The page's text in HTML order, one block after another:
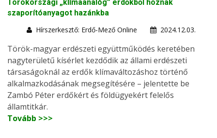
Törökországi „klímaanalóg” erdőkből hoznak
szaporítóanyagot hazánkba
Hírszerkesztő: Erdő-Mező Online
2024.12.03.
Török-magyar erdészeti együttműködés keretében
nagyterületű kísérlet kezdődik az állami erdészeti
társaságoknál az erdők klímaváltozáshoz történő
alkalmazkodásának megsegítésére – jelentette be
Zambó Péter erdőkért és földügyekért felelős
államtitkár.
Tovább >>>